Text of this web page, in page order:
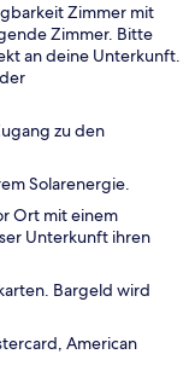
Zimmer mit
Zimmer. Bitte
an deine Unterkunft.
zu den
Solarenergie.
Ort mit einem
Unterkunft ihren
Bargeld wird
American